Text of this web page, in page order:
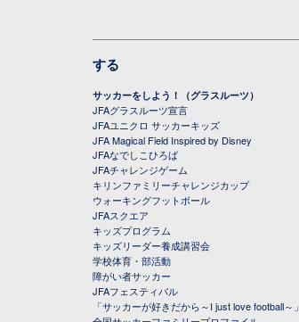
する
サッカーをしよう！（グラスルーツ）
JFAグラスルーツ宣言
JFAユニクロ サッカーキッズ
JFA Magical Field Inspired by Disney
JFAなでしこひろば
JFAチャレンジゲーム
キリンファミリーチャレンジカップ
ウォーキングフットボール
JFAスクエア
キッズプログラム
キッズリーダー養成講習会
学校体育・部活動
障がい者サッカー
JFAフェスティバル
「サッカーが好きだから～I just love football～」